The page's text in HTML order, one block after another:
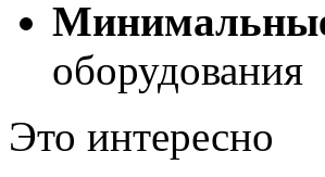
оборудования
Это интересно